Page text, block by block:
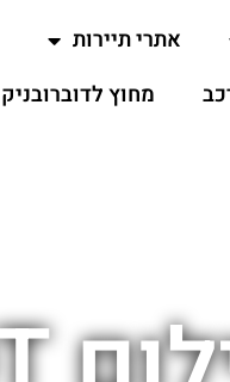
אתרי תיירות
מחוץ לדוברובניק